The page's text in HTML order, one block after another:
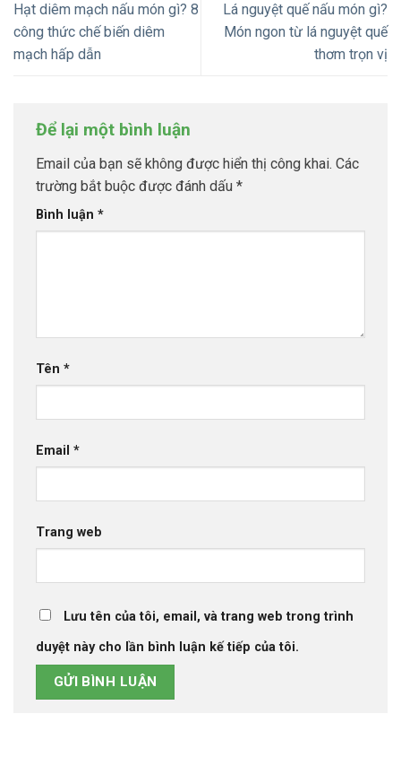
Hạt diêm mạch nấu món gì? 8
công thức chế biến diêm
mạch hấp dẫn
Lá nguyệt quế nấu món gì?
Món ngon từ lá nguyệt quế
thơm trọn vị
Để lại một bình luận
Email của bạn sẽ không được hiển thị công khai. Các
trường bắt buộc được đánh dấu *
Bình luận *
Tên *
Email *
Trang web
Lưu tên của tôi, email, và trang web trong trình
duyệt này cho lần bình luận kế tiếp của tôi.